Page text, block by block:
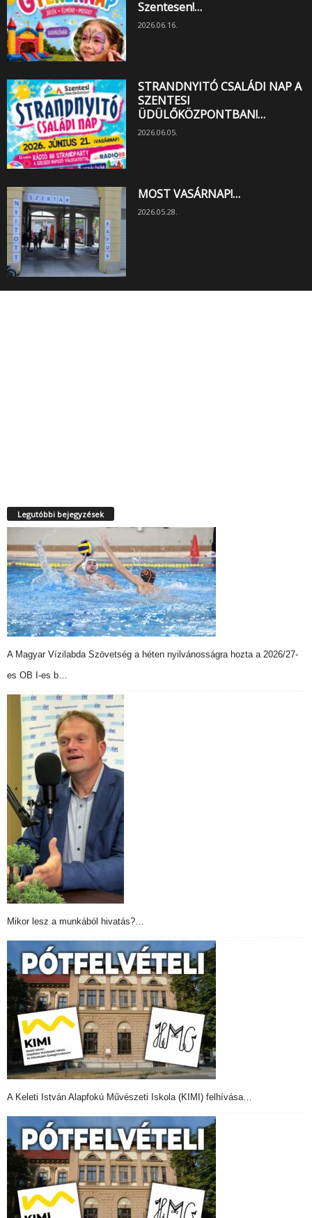
Szentesen!…
2026.06.16.
STRANDNYITÓ CSALÁDI NAP A
SZENTESI
ÜDÜLŐKÖZPONTBAN!…
2026.06.05.
MOST VASÁRNAP!…
2026.05.28.
Legutóbbi bejegyzések
A Magyar Vízilabda Szövetség a héten nyilvánosságra hozta a 2026/27-
es OB I-es b…
Mikor lesz a munkából hivatás?…
A Keleti István Alapfokú Művészeti Iskola (KIMI) felhívása…